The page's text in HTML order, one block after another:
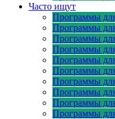
Часто ищут
Программы
Программы
Программы
Программы
Программы
Программы
Программы
Программы
Программы
Программы